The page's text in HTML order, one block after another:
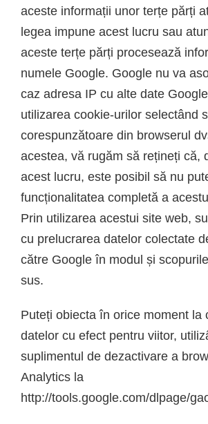
aceste informații unor terțe părți
legea impune acest lucru sau
aceste terțe părți procesează
numele Google. Google nu va
caz adresa IP cu alte date
utilizarea cookie-urilor selectând
corespunzătoare din browserul
acestea, vă rugăm să rețineți că,
acest lucru, este posibil să nu
funcționalitatea completă a
Prin utilizarea acestui site web,
cu prelucrarea datelor colectate
către Google în modul și
sus.
Puteți obiecta în orice moment la
datelor cu efect pentru viitor,
suplimentul de dezactivare a
Analytics la
http://tools.google.com/dlpage/